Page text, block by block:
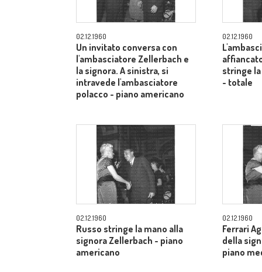
02.12.1960
Un invitato conversa con
l'ambasciatore Zellerbach e
la signora. A sinistra, si
intravede l'ambasciatore
polacco - piano americano
02.12.1960
stringe
- totale
02.12.1960
Russo stringe la mano alla
signora Zellerbach - piano
americano
02.12.1960
Ferrari
della
piano